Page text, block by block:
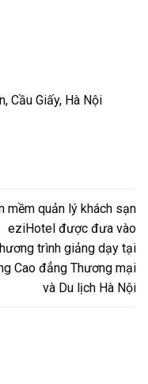
Cầu Giấy, Hà Nội
mềm quản lý khách sạn
eziHotel được đưa vào
trình giảng dạy tại
Cao đẳng Thương mại
và Du lịch Hà Nội